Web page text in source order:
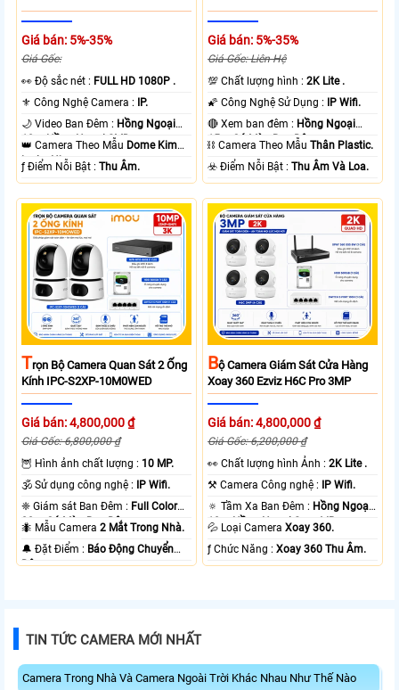
Giá bán: 5%-35%
Giá Gốc:
️👀 Độ sắc nét : FULL HD 1080P .
⚜️ Công Nghệ Camera :
IP.
🌙 Video Ban Đêm : Hồng Ngoại
10m Hồng Ngoại SMD.
👑 Camera Theo Mẫu Dome Kim
loại + Nhựa.
️ƒ Điểm Nỗi Bật :Thu Âm.
Giá bán: 5%-35%
Giá Gốc: Liên Hệ
💯 Chất lượng hình :2K Lite .
🌠 Công Nghệ Sử Dụng :
IP Wifi.
🔴 Xem ban đêm : Hồng Ngoại
15m Có Màu Ban Ðêm.
⛓ Camera Theo MẫuThân Plastic.
️☣️ Điểm Nỗi Bật :Thu Âm Và Loa.
TRọn Bộ Camera Quan Sát 2 Ống
Kính IPC-S2XP-10M0WED
Giá bán: 4,800,000 ₫
Giá Gốc: 6,800,000 ₫
🦉 Hình ảnh chất lượng : 10 MP.
🕉️ Sử dụng công nghệ :
IP Wifi.
❈ Giám sát Ban Đêm : Full Color
20m Có Màu Ban Ðêm.
🐜 Mẫu Camera2 Mắt Trong Nhà.
️🔔 Đặt Điểm : Báo Động Chuyển
Động.
BỘ Camera Giám Sát Cửa Hàng
Xoay 360 Ezviz H6C Pro 3MP
Giá bán: 4,800,000 ₫
Giá Gốc: 6,200,000 ₫
️👀 Chất lượng hình Ảnh :2K Lite .
⚒ Camera Công nghệ :
IP Wifi.
🔅 Tầm Xa Ban Đêm : Hồng Ngoại
10m Hồng Ngoại Smart IR.
💦 Loại CameraXoay 360.
️ƒ Chức Năng :Xoay 360 Thu Âm.
TIN TỨC CAMERA MỚI NHẤT
Camera Trong Nhà Và Camera Ngoài Trời Khác Nhau Như Thế Nào